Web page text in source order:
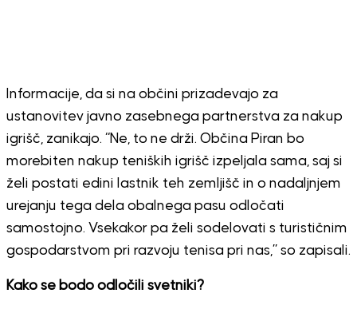
Informacije, da si na občini prizadevajo za
ustanovitev javno zasebnega partnerstva za nakup
igrišč, zanikajo. “Ne, to ne drži. Občina Piran bo
morebiten nakup teniških igrišč izpeljala sama, saj si
želi postati edini lastnik teh zemljišč in o nadaljnjem
urejanju tega dela obalnega pasu odločati
samostojno. Vsekakor pa želi sodelovati s turističnim
gospodarstvom pri razvoju tenisa pri nas,” so zapisali.
Kako se bodo odločili svetniki?